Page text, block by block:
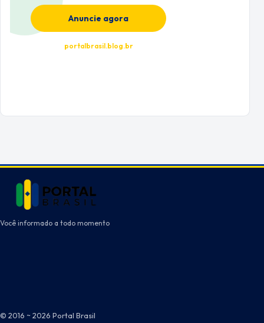
Anuncie agora
portalbrasil.blog.br
Você informado a todo momento
© 2016 ~ 2026 Portal Brasil